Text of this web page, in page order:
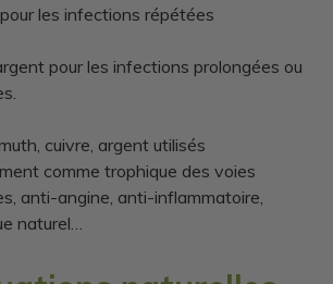
les infections répétées
pour les infections prolongées ou
cuivre, argent utilisés
comme trophique des voies
anti-angine, anti-inflammatoire,
naturel…